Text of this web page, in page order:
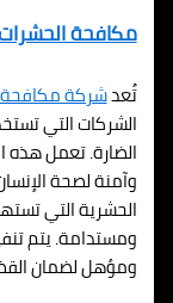
مكافحة
تُعدشركة مكافحة
الشركات التي
الضارة. تعمل هذه
وآمنة لصحة
الحشرية التي
ومستدامة. يتم
ومؤهل لضمان